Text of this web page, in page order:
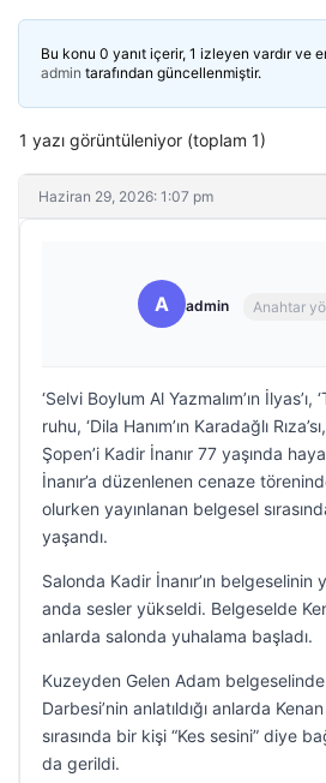
Bu konu 0 yanıt içerir, 1 izleyen vardır ve
admin tarafından güncellenmiştir.
1 yazı görüntüleniyor (toplam 1)
Haziran 29, 2026: 1:07 pm
A admin Anahtar
‘Selvi Boylum Al Yazmalım’ın İlyas’ı,
ruhu, ‘Dila Hanım’ın Karadağlı
Şopen’i Kadir İnanır 77 yaşında
İnanır’a düzenlenen cenaze
olurken yayınlanan belgesel
yaşandı.
Salonda Kadir İnanır’ın belgeselinin
anda sesler yükseldi. Belgeselde
anlarda salonda yuhalama başladı.
Kuzeyden Gelen Adam
Darbesi’nin anlatıldığı anlarda
sırasında bir kişi “Kes sesini” diye
da gerildi.